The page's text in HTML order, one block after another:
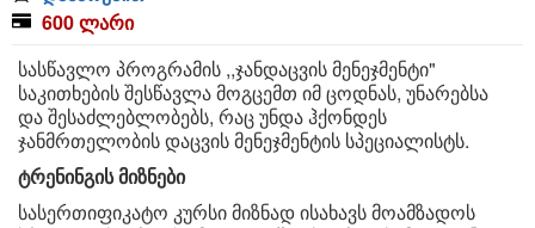
600 ლარი
სასწავლო პროგრამის ,,ჯანდაცვის მენეჯმენტი"
საკითხების შესწავლა მოგცემთ იმ ცოდნას, უნარებსა
და შესაძლებლობებს, რაც უნდა ჰქონდეს
ჯანმრთელობის დაცვის მენეჯმენტის სპეციალისტს.
ტრენინგის მიზნები
სასერთიფიკატო კურსი მიზნად ისახავს მოამზადოს